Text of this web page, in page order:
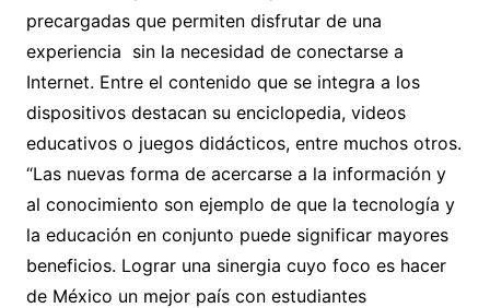
precargadas que permiten disfrutar de una
experiencia sin la necesidad de conectarse a
Internet. Entre el contenido que se integra a los
dispositivos destacan su enciclopedia, videos
educativos o juegos didácticos, entre muchos otros.
“Las nuevas forma de acercarse a la información y
al conocimiento son ejemplo de que la tecnología y
la educación en conjunto puede significar mayores
beneficios. Lograr una sinergia cuyo foco es hacer
de México un mejor país con estudiantes